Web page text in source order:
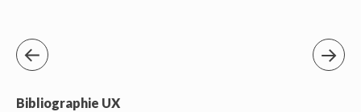
Bibliographie UX